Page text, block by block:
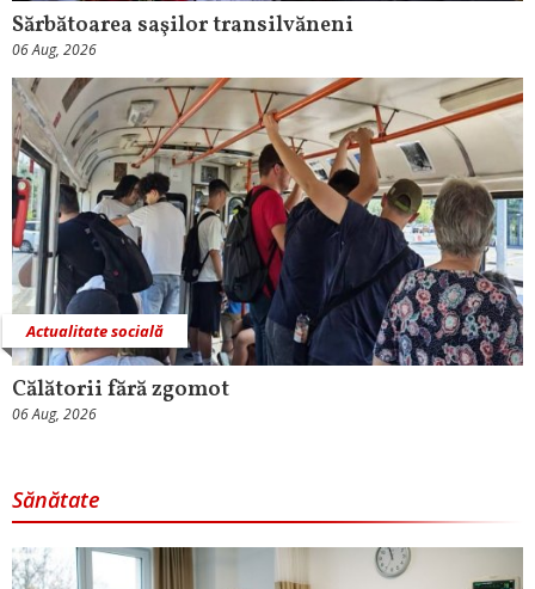
Sărbătoarea saşilor transilvăneni
06 Aug, 2026
Actualitate socială
Călătorii fără zgomot
06 Aug, 2026
Sănătate